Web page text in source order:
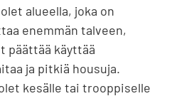
alueella, joka on
enemmän talveen,
päättää käyttää
ja pitkiä housuja.
kesälle tai trooppiselle